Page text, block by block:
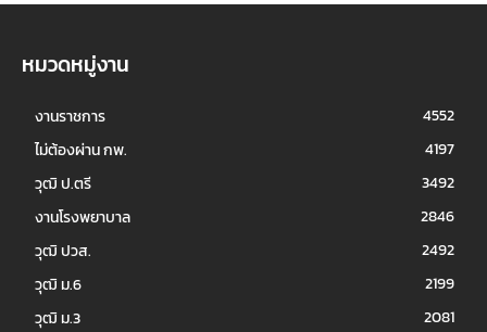
หมวดหมู่งาน
งานราชการ
4552
ไม่ต้องผ่าน กพ.
4197
วุฒิ ป.ตรี
3492
งานโรงพยาบาล
2846
วุฒิ ปวส.
2492
วุฒิ ม.6
2199
วุฒิ ม.3
2081